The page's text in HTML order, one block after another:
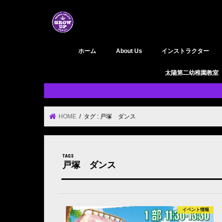
ホーム About Us
GROW UP 活動履歴
インストラクター
太陽第二幼稚園教室
HOME タグ : 戸塚 ダンス
戸塚 ダンス
イベント情報